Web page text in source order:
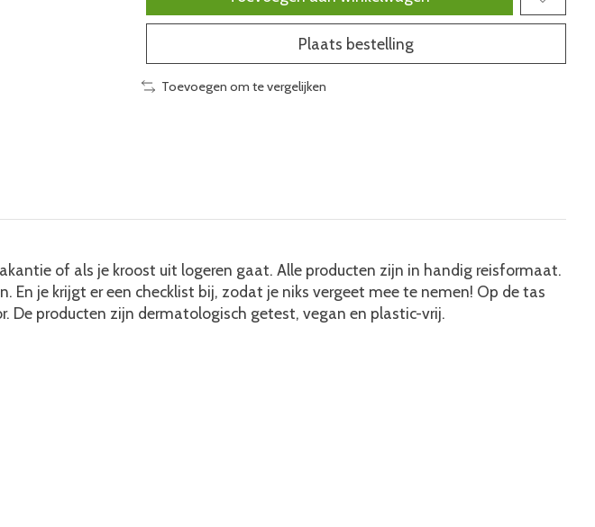
Plaats bestelling
Toevoegen om te vergelijken
of als je kroost uit logeren gaat. Alle producten zijn in handig reisformaat.
je krijgt er een checklist bij, zodat je niks vergeet mee te nemen! Op de tas
De producten zijn dermatologisch getest, vegan en plastic-vrij.